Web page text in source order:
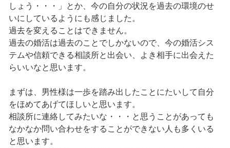
しょう・・・」とか、今の自分の状況を過去の環境のせ
いにしているようにも感じました。
過去を変えることはできません。
過去の婚活は過去のことでしかないので、今の婚活シス
テムや信頼できる相談所と出会い、よき相手に出会えた
らいいなと思います。
まずは、男性様は一歩を踏み出したことにたいして自分
をほめてあげてほしいと思います。
相談所に連絡してみたいな・・・と思うことがあっても
なかなか問い合わせをすることができない人も多くいる
と思います。